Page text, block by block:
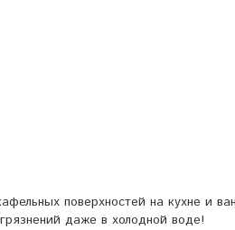
поверхностей на кухне и
даже в холодной воде!